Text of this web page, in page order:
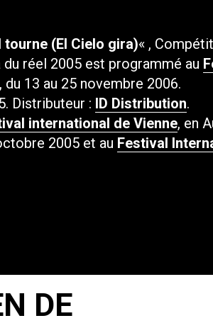
tourne (El Cielo gira)« ,
réel 2005 est programmé au
13 au 25 novembre 2006.
Distributeur : ID Distribution.
international de Vienne, en
2005 et au Festival
DE